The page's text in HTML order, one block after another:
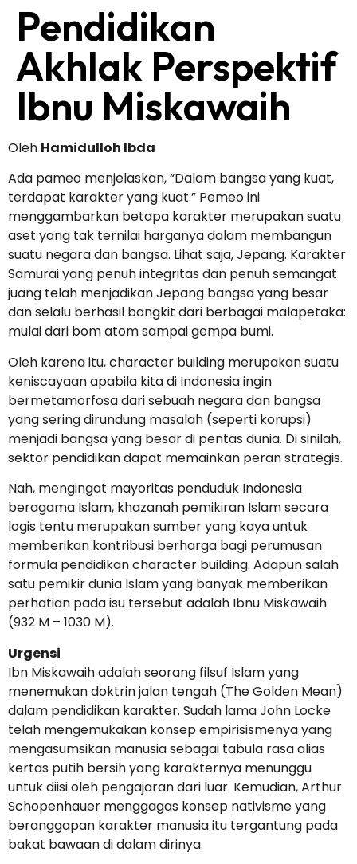
Pendidikan
Akhlak Perspektif
Ibnu Miskawaih
Oleh Hamidulloh Ibda
Ada pameo menjelaskan, “Dalam bangsa yang kuat,
terdapat karakter yang kuat.” Pemeo ini
menggambarkan betapa karakter merupakan suatu
aset yang tak ternilai harganya dalam membangun
suatu negara dan bangsa. Lihat saja, Jepang. Karakter
Samurai yang penuh integritas dan penuh semangat
juang telah menjadikan Jepang bangsa yang besar
dan selalu berhasil bangkit dari berbagai malapetaka:
mulai dari bom atom sampai gempa bumi.
Oleh karena itu, character building merupakan suatu
keniscayaan apabila kita di Indonesia ingin
bermetamorfosa dari sebuah negara dan bangsa
yang sering dirundung masalah (seperti korupsi)
menjadi bangsa yang besar di pentas dunia. Di sinilah,
sektor pendidikan dapat memainkan peran strategis.
Nah, mengingat mayoritas penduduk Indonesia
beragama Islam, khazanah pemikiran Islam secara
logis tentu merupakan sumber yang kaya untuk
memberikan kontribusi berharga bagi perumusan
formula pendidikan character building. Adapun salah
satu pemikir dunia Islam yang banyak memberikan
perhatian pada isu tersebut adalah Ibnu Miskawaih
(932 M – 1030 M).
Urgensi
Ibn Miskawaih adalah seorang filsuf Islam yang
menemukan doktrin jalan tengah (The Golden Mean)
dalam pendidikan karakter. Sudah lama John Locke
telah mengemukakan konsep empirisismenya yang
mengasumsikan manusia sebagai tabula rasa alias
kertas putih bersih yang karakternya menunggu
untuk diisi oleh pengajaran dari luar. Kemudian, Arthur
Schopenhauer menggagas konsep nativisme yang
beranggapan karakter manusia itu tergantung pada
bakat bawaan di dalam dirinya.